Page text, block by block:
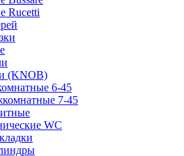
Rucetti
(KNOB)
6-45
7-45
WC